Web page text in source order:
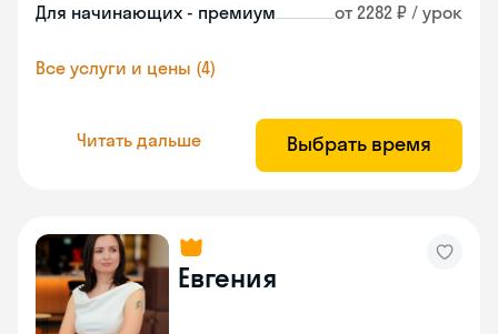
Для начинающих - премиум от 2282 ₽ / урок
Все услуги и цены (4)
Читать дальше Выбрать время
Евгения